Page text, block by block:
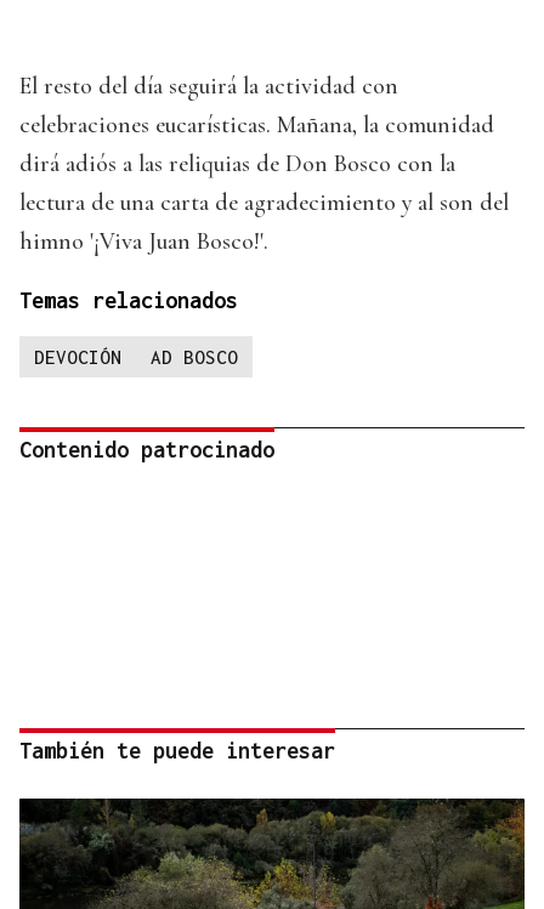
El resto del día seguirá la actividad con
celebraciones eucarísticas. Mañana, la comunidad
dirá adiós a las reliquias de Don Bosco con la
lectura de una carta de agradecimiento y al son del
himno '¡Viva Juan Bosco!'.
Temas relacionados
DEVOCIÓN AD BOSCO
Contenido patrocinado
También te puede interesar